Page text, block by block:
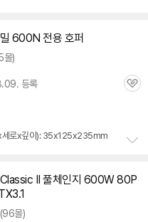
600N 전용 호퍼
몰)
등록
관
세로x깊이): 35x125x235mm
펼
II 풀체인지 600W 80P
(96몰)